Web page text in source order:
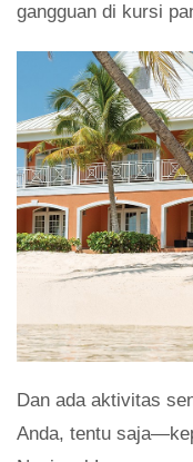
gangguan di kursi
Dan ada aktivitas
Anda, tentu